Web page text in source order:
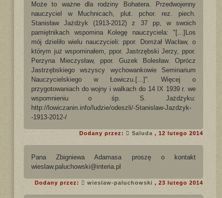
Może to ważne dla rodziny Bohatera. Przedwojenny
nauczyciel w Muchnicach, plut. pchor. rez. piech.
Stanisław Jażdżyk (1913-2012) z 37 pp, w swoich
pamiętnikach wspomina Kolegę nauczyciela: "[...]Los
mój dzieliło wielu nauczycieli: ppor. Domżał Wacław, o
którym już wspominałem, ppor. Jastrzębski Jerzy, ppor.
Perzyna Mieczysław, ppor. Guzek Bolesław. Oprócz
Jastrzębskiego wszyscy wychowankowie Seminarium
Nauczycielskiego w Łowiczu.[...]". Więcej o
przygotowaniach do wojny i walkach do 14 IX 1939 r. we
wspomnieniu o śp. S. Jażdżyku:
http://lowiczanin.info/ludzie/odeszli/-Stanislaw-Jazdzyk-
-1913-2012-/
Dodany przez: Saluda , 12 lutego 2014
Pana Zbigniewa Adamasa proszę o kontakt
wieslaw.paluchowski@interia.pl
Dodany przez: wieslaw-paluchowski , 23 lutego 2014